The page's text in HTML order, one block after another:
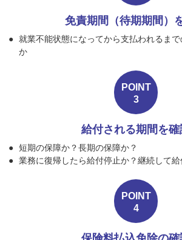
免責期間（待期期間）
就業不能状態になってから支払われるま
か
POINT
3
給付される期間を確
短期の保障か？長期の保障か？
業務に復帰したら給付停止か？継続して給
POINT
4